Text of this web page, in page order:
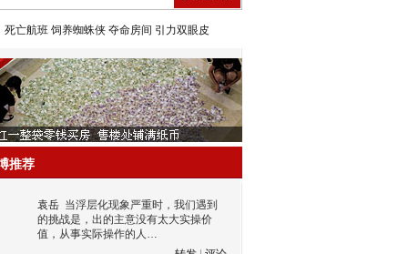
死亡航班 饲养蜘蛛侠 夺命房间 引力双眼皮
推荐
袁岳 当浮层化现象严重时，我们遇到
的挑战是，出的主意没有太大实操价
值，从事实际操作的人…